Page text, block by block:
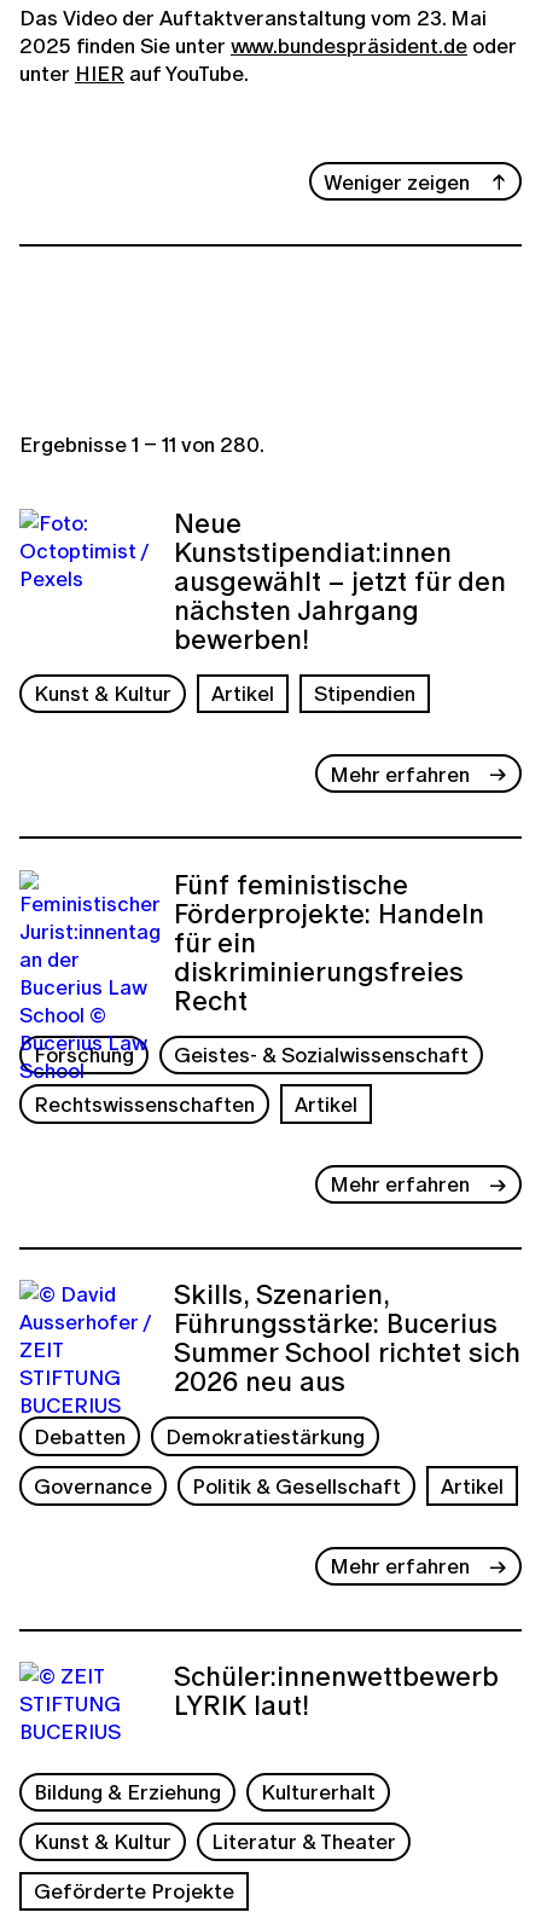
Das Video der Auftaktveranstaltung vom 23. Mai
2025 finden Sie unter www.bundespräsident.de oder
unter HIER auf YouTube.
Weniger zeigen
Ergebnisse1 – 11 von 280.
Neue
Kunststipendiat:innen
ausgewählt – jetzt für den
nächsten Jahrgang
bewerben!
Kunst & Kultur Artikel Stipendien
Mehr erfahren
Fünf feministische
Förderprojekte: Handeln
für ein
diskriminierungsfreies
Recht
Forschung
Geistes- & Sozialwissenschaft
Rechtswissenschaften
Artikel
Mehr erfahren
Skills, Szenarien,
Führungsstärke: Bucerius
Summer School richtet sich
2026 neu aus
Debatten
Demokratiestärkung
Governance
Politik & Gesellschaft Artikel
Mehr erfahren
Schüler:innenwettbewerb
LYRIK laut!
Bildung & Erziehung
Kulturerhalt
Kunst & Kultur
Literatur & Theater
Geförderte Projekte